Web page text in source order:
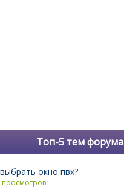
Топ-5 тем форума
окно пвх?
просмотров